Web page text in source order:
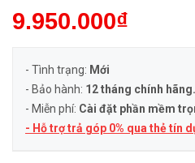
9.950.000₫
- Tình trạng: Mới
- Bảo hành: 12 tháng chính hãng.
- Miễn phí: Cài đặt phần mềm
- Hỗ trợ trả góp 0% qua thẻ tín